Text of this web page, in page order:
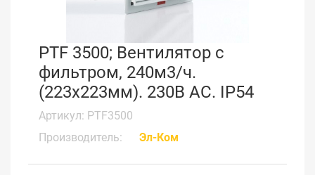
PTF 3500; Вентилятор с
фильтром, 240м3/ч.
(223x223мм). 230В АС. IP54
Артикул: PTF3500
Производитель:
Эл-Ком